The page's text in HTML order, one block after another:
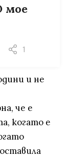
мое
1
и не
че е
когато е